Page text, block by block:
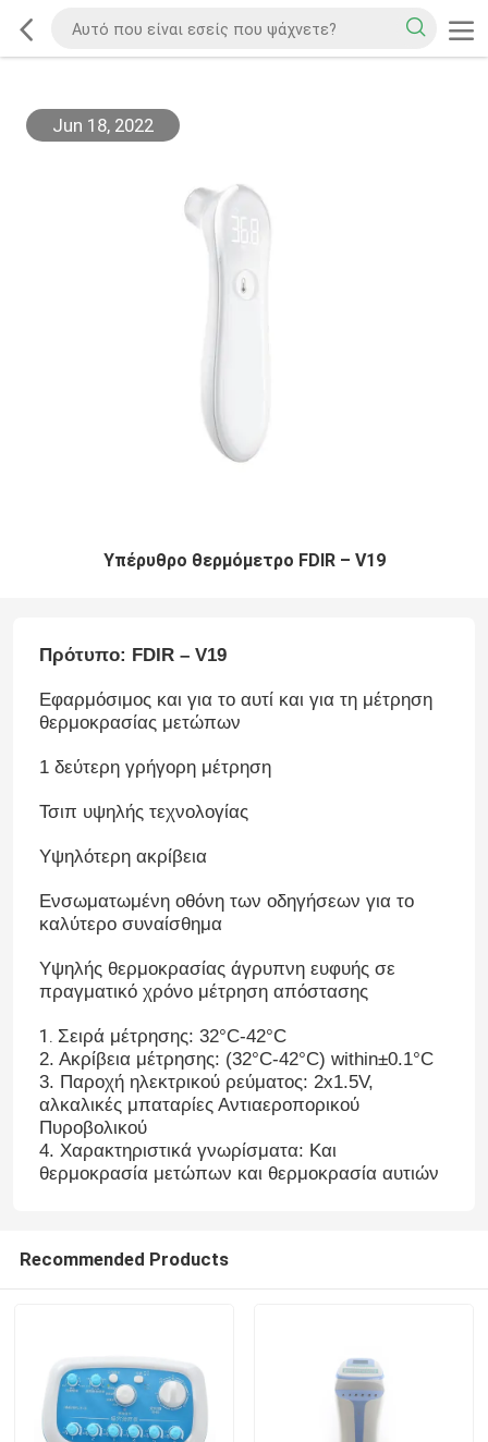
Jun 18, 2022
Υπέρυθρο θερμόμετρο FDIR – V19
Πρότυπο: FDIR – V19
Εφαρμόσιμος και για το αυτί και για τη μέτρηση
θερμοκρασίας μετώπων
1 δεύτερη γρήγορη μέτρηση
Τσιπ υψηλής τεχνολογίας
Υψηλότερη ακρίβεια
Ενσωματωμένη οθόνη των οδηγήσεων για το
καλύτερο συναίσθημα
Υψηλής θερμοκρασίας άγρυπνη ευφυής σε
πραγματικό χρόνο μέτρηση απόστασης
1. Σειρά μέτρησης: 32°C-42°C
2. Ακρίβεια μέτρησης: (32°C-42°C) within±0.1°C
3. Παροχή ηλεκτρικού ρεύματος: 2x1.5V,
αλκαλικές μπαταρίες Αντιαεροπορικού
Πυροβολικού
4. Χαρακτηριστικά γνωρίσματα: Και
θερμοκρασία μετώπων και θερμοκρασία αυτιών
Recommended Products